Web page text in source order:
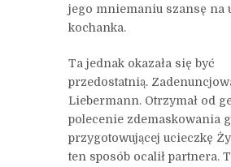
jego mniemaniu szansę na
kochanka.
Ta jednak okazała się być
przedostatnią.
Liebermann. Otrzymał od
polecenie zdemaskowania
przygotowującej ucieczkę
ten sposób ocalił partnera.